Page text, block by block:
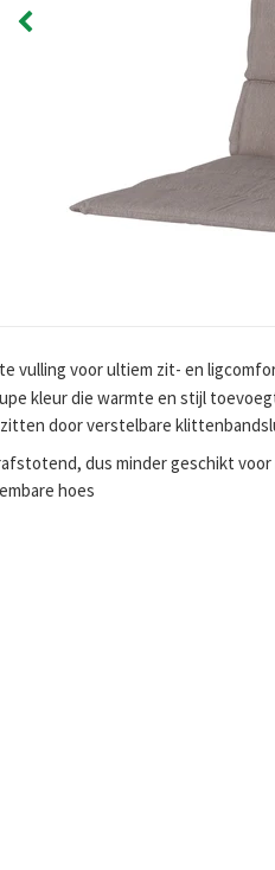
vulling voor ultiem zit- en
kleur die warmte en stijl
door verstelbare
dus minder geschikt
hoes